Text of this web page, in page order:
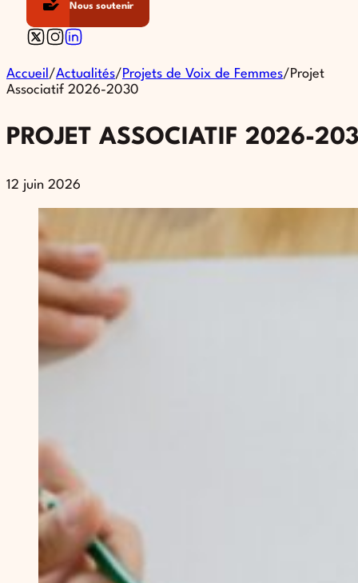
Nous soutenir
Follow us on X
Follow us on Instagram
Follow us on Linkedin
Accueil /Actualités/ Projets de Voix de Femmes/ Projet
Associatif 2026-2030
PROJET ASSOCIATIF 2026-
12 juin 2026